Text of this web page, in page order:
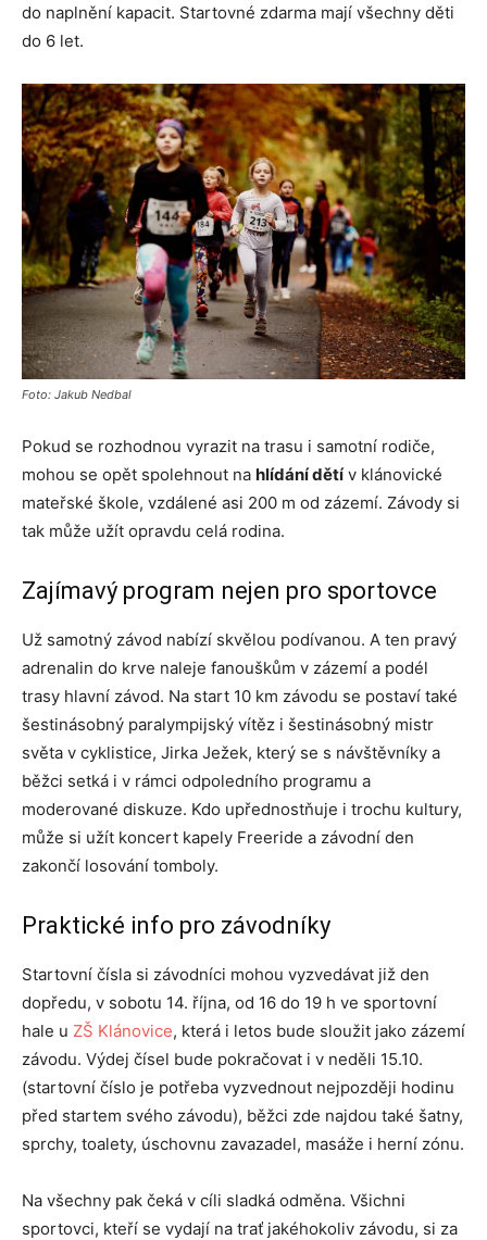
do naplnění kapacit. Startovné zdarma mají všechny děti
do 6 let.
Foto: Jakub Nedbal
Pokud se rozhodnou vyrazit na trasu i samotní rodiče,
mohou se opět spolehnout na hlídání dětív klánovické
mateřské škole, vzdálené asi 200 m od zázemí. Závody si
tak může užít opravdu celá rodina.
Zajímavý program nejen pro sportovce
Už samotný závod nabízí skvělou podívanou. A ten pravý
adrenalin do krve naleje fanouškům v zázemí a podél
trasy hlavní závod. Na start 10 km závodu se postaví také
šestinásobný paralympijský vítěz i šestinásobný mistr
světa v cyklistice, Jirka Ježek, který se s návštěvníky a
běžci setká i v rámci odpoledního programu a
moderované diskuze. Kdo upřednostňuje i trochu kultury,
může si užít koncert kapely Freeride a závodní den
zakončí losování tomboly.
Praktické info pro závodníky
Startovní čísla si závodníci mohou vyzvedávat již den
dopředu, v sobotu 14. října, od 16 do 19 h ve sportovní
hale u ZŠ Klánovice, která i letos bude sloužit jako zázemí
závodu. Výdej čísel bude pokračovat i v neděli 15.10.
(startovní číslo je potřeba vyzvednout nejpozději hodinu
před startem svého závodu), běžci zde najdou také šatny,
sprchy, toalety, úschovnu zavazadel, masáže i herní zónu.
Na všechny pak čeká v cíli sladká odměna. Všichni
sportovci, kteří se vydají na trať jakéhokoliv závodu, si za